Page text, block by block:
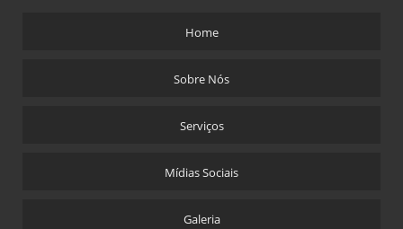
Home
Sobre Nós
Serviços
Mídias Sociais
Galeria